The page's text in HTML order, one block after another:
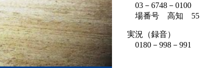
03－6748－0100
場番号 高知 55
実況（録音）
0180－998－991